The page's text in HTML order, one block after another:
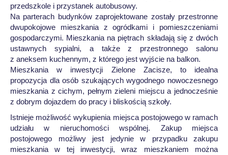
przedszkole i przystanek autobusowy.
Na parterach budynków zaprojektowane zostały przestronne
dwupokojowe mieszkania z ogródkami i pomieszczeniami
gospodarczymi. Mieszkania na piętrach składają się z dwóch
ustawnych sypialni, a także z przestronnego salonu
z aneksem kuchennym, z którego jest wyjście na balkon.
Mieszkania w inwestycji Zielone Zacisze, to idealna
propozycja dla osób szukających wygodnego nowoczesnego
mieszkania z cichym, pełnym zieleni miejscu a jednocześnie
z dobrym dojazdem do pracy i bliskością szkoły.
Istnieje możliwość wykupienia miejsca postojowego w ramach
udziału w nieruchomości wspólnej. Zakup miejsca
postojowego możliwy jest jedynie w przypadku zakupu
mieszkania w tej inwestycji, wraz mieszkaniem można